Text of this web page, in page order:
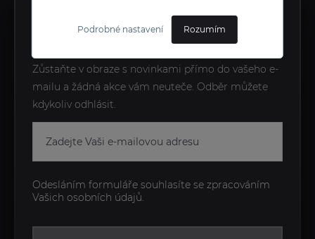
Podrobné nastavení Rozumím
ZÍSKEJTE EXKLUZIVNÍ
NOVINKY JAKO PRVNÍ
Zůstaňte v obraze s novinkami přímo do vašeho e-
mailu a žádná akce vám neuteče. Odběr můžete
kdykoliv odhlásit.
Odesláním formuláře souhlasíte se zpracováním
Vašich osobních údajů.